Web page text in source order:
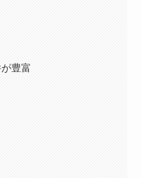
豊富